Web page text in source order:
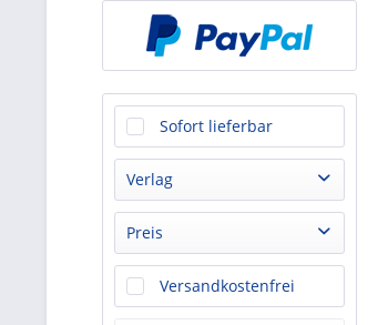
Sofort lieferbar
Verlag
Bibellesebund
Bibellesebund Verlag
Preis
von0,99 €bis69,95 €
Versandkostenfrei